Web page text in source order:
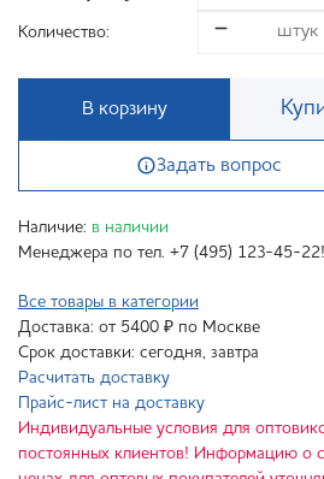
Количество:
В корзину
Задать вопрос
Наличие: в наличии
Менеджера по тел. +7 (495) 123-45-
Все товары в категории
Доставка: от 5400 ₽ по Москве
Срок доставки: сегодня, завтра
Расчитать доставку
Прайс-лист на доставку
Индивидуальные условия для
постоянных клиентов! Информацию о